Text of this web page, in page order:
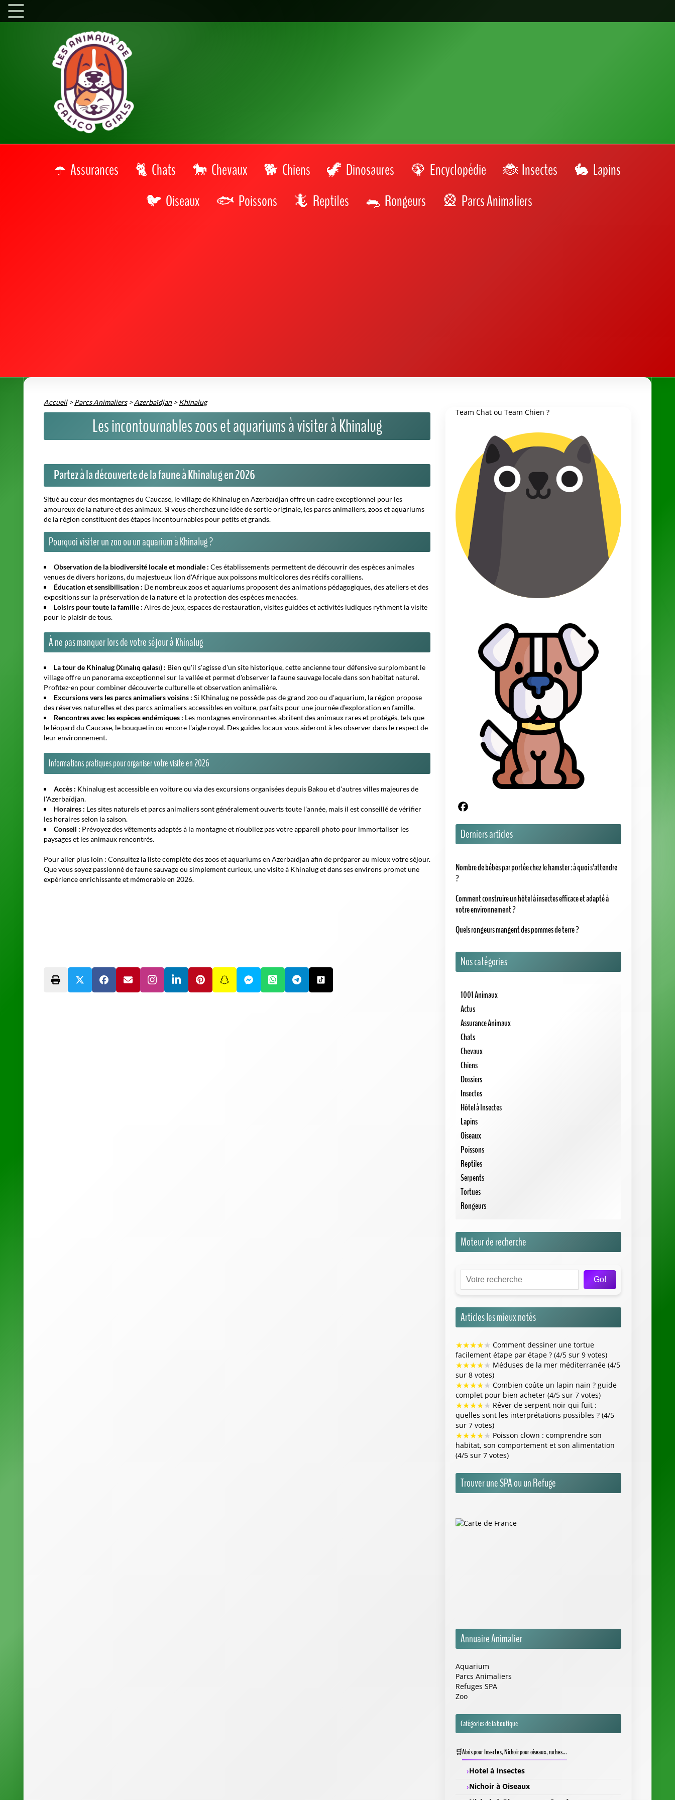
Assurances Chats Chevaux Chiens Dinosaures Encyclopédie Insectes
Lapins
Oiseaux
Poissons Reptiles Rongeurs Parcs Animaliers
Accueil>Parcs Animaliers>Azerbaïdjan>Khinalug
Les incontournables zoos et aquariums à visiter à Khinalug
Partez à la découverte de la faune à Khinalug en 2026
Situé au cœur des montagnes du Caucase, le village de Khinalug en Azerbaïdjan offre un cadre exceptionnel pour les
amoureux de la nature et des animaux. Si vous cherchez une idée de sortie originale, les parcs animaliers, zoos et aquariums
de la région constituent des étapes incontournables pour petits et grands.
Pourquoi visiter un zoo ou un aquarium à Khinalug ?
Observation de la biodiversité locale et mondiale : Ces établissements permettent de découvrir des espèces animales
venues de divers horizons, du majestueux lion d'Afrique aux poissons multicolores des récifs coralliens.
Éducation et sensibilisation : De nombreux zoos et aquariums proposent des animations pédagogiques, des ateliers et des
expositions sur la préservation de la nature et la protection des espèces menacées.
Loisirs pour toute la famille : Aires de jeux, espaces de restauration, visites guidées et activités ludiques rythment la visite
pour le plaisir de tous.
À ne pas manquer lors de votre séjour à Khinalug
La tour de Khinalug (Xınalıq qalası) : Bien qu'il s'agisse d'un site historique, cette ancienne tour défensive surplombant le
village offre un panorama exceptionnel sur la vallée et permet d'observer la faune sauvage locale dans son habitat naturel.
Profitez-en pour combiner découverte culturelle et observation animalière.
Excursions vers les parcs animaliers voisins : Si Khinalug ne possède pas de grand zoo ou d'aquarium, la région propose
des réserves naturelles et des parcs animaliers accessibles en voiture, parfaits pour une journée d'exploration en famille.
Rencontres avec les espèces endémiques : Les montagnes environnantes abritent des animaux rares et protégés, tels que
le léopard du Caucase, le bouquetin ou encore l'aigle royal. Des guides locaux vous aideront à les observer dans le respect de
leur environnement.
Informations pratiques pour organiser votre visite en 2026
Accès : Khinalug est accessible en voiture ou via des excursions organisées depuis Bakou et d'autres villes majeures de
l'Azerbaïdjan.
Horaires : Les sites naturels et parcs animaliers sont généralement ouverts toute l'année, mais il est conseillé de vérifier
les horaires selon la saison.
Conseil : Prévoyez des vêtements adaptés à la montagne et n'oubliez pas votre appareil photo pour immortaliser les
paysages et les animaux rencontrés.
Pour aller plus loin : Consultez la liste complète des zoos et aquariums en Azerbaïdjan afin de préparer au mieux votre séjour.
Que vous soyez passionné de faune sauvage ou simplement curieux, une visite à Khinalug et dans ses environs promet une
expérience enrichissante et mémorable en 2026.
Team Chat ou Team Chien ?
Derniers articles
Nombre de bébés par portée chez le hamster : à quoi s’attendre
?
Comment construire un hôtel à insectes efficace et adapté à
votre environnement ?
Quels rongeurs mangent des pommes de terre ?
Nos catégories
1001 Animaux
Actus
Assurance Animaux
Chats
Chevaux
Chiens
Dossiers
Insectes
Hôtel à Insectes
Lapins
Oiseaux
Poissons
Reptiles
Serpents
Tortues
Rongeurs
Moteur de recherche
Go!
Articles les mieux notés
★★★★★ Comment dessiner une tortue
facilement étape par étape ? (4/5 sur 9 votes)
★★★★★ Méduses de la mer méditerranée (4/5
sur 8 votes)
★★★★★ Combien coûte un lapin nain ? guide
complet pour bien acheter (4/5 sur 7 votes)
★★★★★ Rêver de serpent noir qui fuit :
quelles sont les interprétations possibles ? (4/5
sur 7 votes)
★★★★★ Poisson clown : comprendre son
habitat, son comportement et son alimentation
(4/5 sur 7 votes)
Trouver une SPA ou un Refuge
Annuaire Animalier
Aquarium
Parcs Animaliers
Refuges SPA
Zoo
Catégories de la boutique
Abris pour Insectes, Nichoir pour oiseaux, ruches...
Hotel à Insectes
Nichoir à Oiseaux